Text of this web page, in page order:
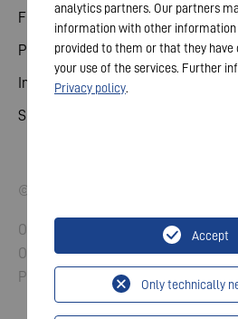
Finanční kalendář
Publikace
Investor kontakt
Správa a řízení
© 2026 VARTA AG. All rights
Otisk
Ochrana údajů
Pravidla a podmínky
analytics partners. Our partners
information with other information
provided to them or that they
your use of the services. Further
Privacy policy.
Only technically
Accept